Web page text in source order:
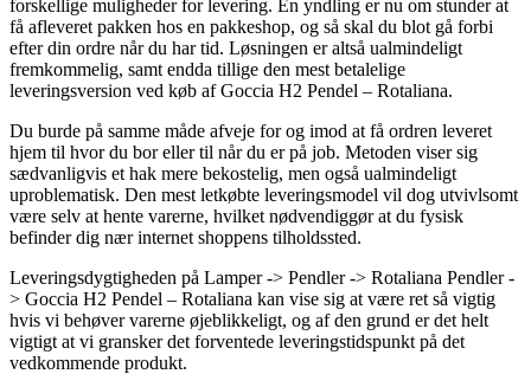
forskellige muligheder for levering. En yndling er nu om stunder at
få afleveret pakken hos en pakkeshop, og så skal du blot gå forbi
efter din ordre når du har tid. Løsningen er altså ualmindeligt
fremkommelig, samt endda tillige den mest betalelige
leveringsversion ved køb af Goccia H2 Pendel – Rotaliana.
Du burde på samme måde afveje for og imod at få ordren leveret
hjem til hvor du bor eller til når du er på job. Metoden viser sig
sædvanligvis et hak mere bekostelig, men også ualmindeligt
uproblematisk. Den mest letkøbte leveringsmodel vil dog utvivlsomt
være selv at hente varerne, hvilket nødvendiggør at du fysisk
befinder dig nær internet shoppens tilholdssted.
Leveringsdygtigheden på Lamper -> Pendler -> Rotaliana Pendler -
> Goccia H2 Pendel – Rotaliana kan vise sig at være ret så vigtig
hvis vi behøver varerne øjeblikkeligt, og af den grund er det helt
vigtigt at vi gransker det forventede leveringstidspunkt på det
vedkommende produkt.